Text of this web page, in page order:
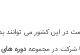
در این کشور می توانند
شرکت در مجموعهدوره های